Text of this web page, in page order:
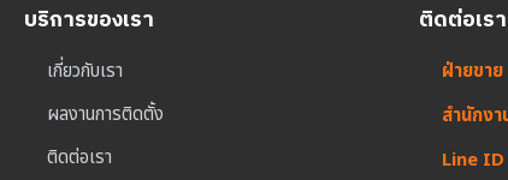
บริการของเรา
เกี่ยวกับเรา
ผลงานการติดตั้ง
ติดต่อเรา
ติดต่อเรา
ฝ่ายขาย
สำนักงา
Line